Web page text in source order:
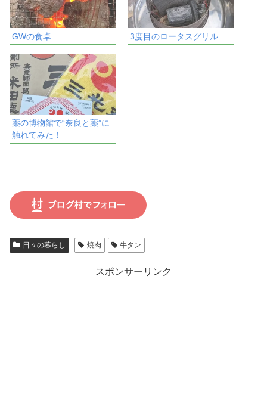
GWの食卓 3度目のロータスグリル
薬の博物館で“奈良と薬”に
触れてみた！
日々の暮らし 焼肉 牛タン
スポンサーリンク